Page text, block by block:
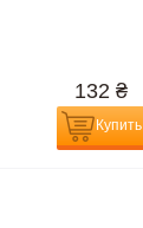
132 ₴
Купить